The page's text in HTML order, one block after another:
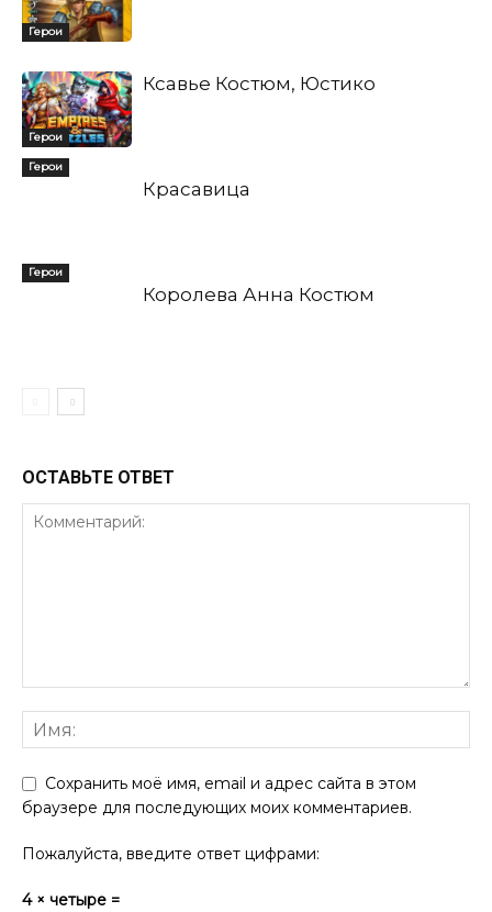
Герои
Герои
Ксавье Костюм, Юстико
Герои
Красавица
Герои
Королева Анна Костюм
ОСТАВЬТЕ ОТВЕТ
Сохранить моё имя, email и адрес сайта в этом
браузере для последующих моих комментариев.
Пожалуйста, введите ответ цифрами:
4 × четыре =